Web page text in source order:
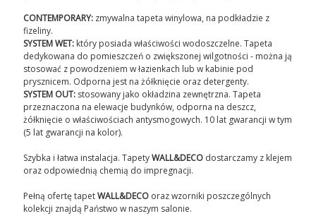
CONTEMPORARY: zmywalna tapeta winylowa, na podkładzie z
fizeliny.
SYSTEM WET: który posiada właściwości wodoszczelne. Tapeta
dedykowana do pomieszczeń o zwiększonej wilgotności - można ją
stosować z powodzeniem w łazienkach lub w kabinie pod
prysznicem. Odporna jest na żółknięcie oraz detergenty.
SYSTEM OUT: stosowany jako okładzina zewnętrzna. Tapeta
przeznaczona na elewacje budynków, odporna na deszcz,
żółknięcie o właściwościach antysmogowych. 10 lat gwarancji w tym
(5 lat gwarancji na kolor).
Szybka i łatwa instalacja. TapetyWALL&DECO dostarczamy z klejem
oraz odpowiednią chemią do impregnacji.
Pełną ofertę tapetWALL&DECO oraz wzorniki poszczególnych
kolekcji znajdą Państwo w naszym salonie.